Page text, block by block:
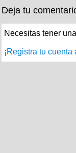
Deja tu
Necesitas tener
¡Registra tu cuenta